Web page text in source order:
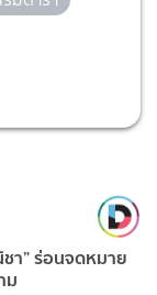
า” ร่อนจดหมาย
ม